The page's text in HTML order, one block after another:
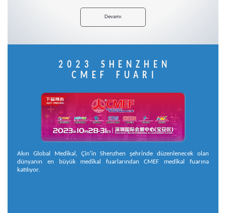
Devamı
2023 SHENZHEN
CMEF FUARI
Akın Global Medikal, Çin'in Shenzhen şehrinde düzenlenecek olan
dünyanın en büyük medikal fuarlarından CMEF medikal fuarına
katılıyor.